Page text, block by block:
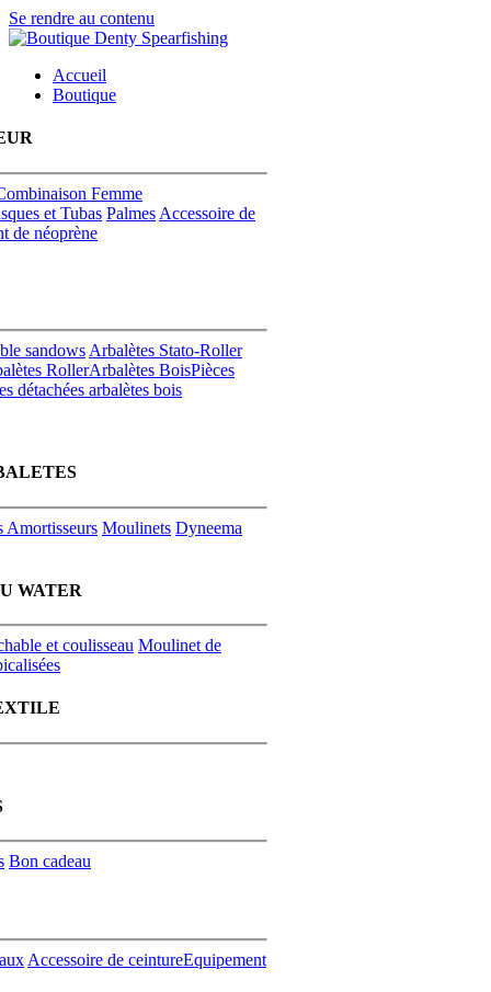
Se rendre au contenu
Accueil
Boutique
Femme
et Tubas Palmes Accessoire de
de néoprène
sandows Arbalètes Stato-Roller
RollerArbalètes BoisPièces
détachées arbalètes bois
Amortisseurs Moulinets Dyneema
WATER
et coulisseau Moulinet de
Bon cadeau
Accessoire de ceintureEquipement